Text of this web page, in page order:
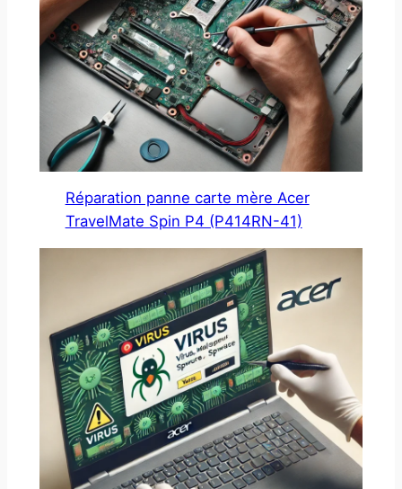
Réparation panne carte mère Acer
TravelMate Spin P4 (P414RN-41)